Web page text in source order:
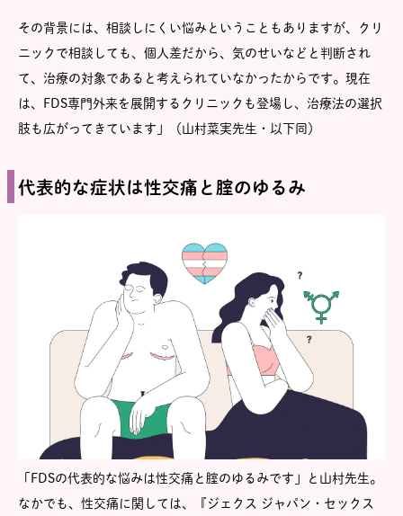
その背景には、相談しにくい悩みということもありますが、クリ
ニックで相談しても、個人差だから、気のせいなどと判断され
て、治療の対象であると考えられていなかったからです。現在
は、FDS専門外来を展開するクリニックも登場し、治療法の選択
肢も広がってきています」（山村菜実先生・以下同）
代表的な症状は性交痛と腟のゆるみ
「FDSの代表的な悩みは性交痛と腟のゆるみです」と山村先生。
なかでも、性交痛に関しては、『ジェクス ジャパン・セックス